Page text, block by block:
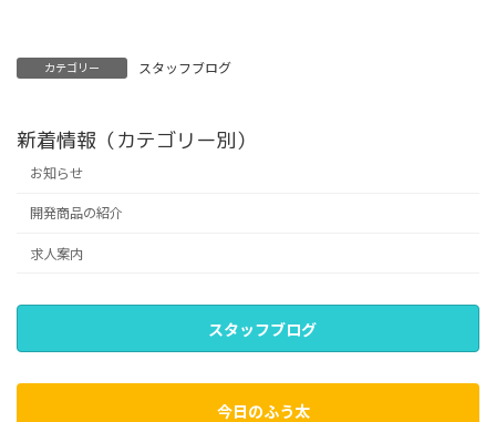
カテゴリー スタッフブログ
新着情報（カテゴリー別）
お知らせ
開発商品の紹介
求人案内
スタッフブログ
今日のふう太